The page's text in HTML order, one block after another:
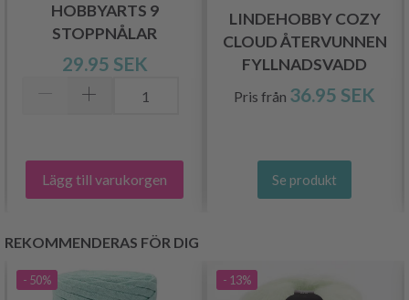
HOBBYARTS 9
STOPPNÅLAR
29.95 SEK
Lägg till varukorgen
LINDEHOBBY COZY
CLOUD ÅTERVUNNEN
FYLLNADSVADD
Pris från 36.95 SEK
Se produkt
REKOMMENDERAS FÖR DIG
- 50% - 13%